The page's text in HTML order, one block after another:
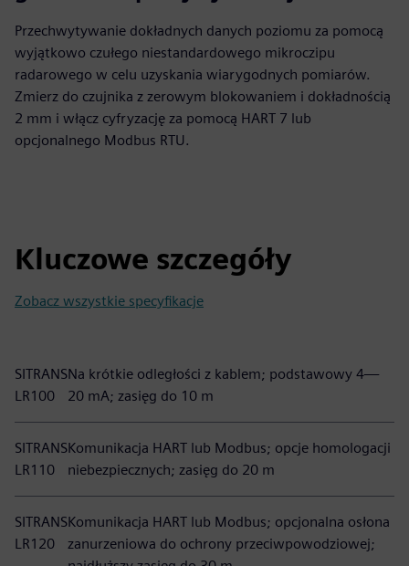
Przechwytywanie dokładnych danych poziomu za pomocą
wyjątkowo czułego niestandardowego mikroczipu
radarowego w celu uzyskania wiarygodnych pomiarów.
Zmierz do czujnika z zerowym blokowaniem i dokładnością
2 mm i włącz cyfryzację za pomocą HART 7 lub
opcjonalnego Modbus RTU.
Kluczowe szczegóły
Zobacz wszystkie specyfikacje
SITRANS
LR100
Na krótkie odległości z kablem; podstawowy 4—
20 mA; zasięg do 10 m
SITRANS
LR110
Komunikacja HART lub Modbus; opcje homologacji
niebezpiecznych; zasięg do 20 m
SITRANS
LR120
Komunikacja HART lub Modbus; opcjonalna osłona
zanurzeniowa do ochrony przeciwpowodziowej;